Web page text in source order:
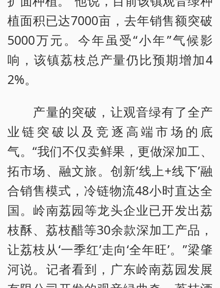
植面积已达7000亩，去年销售额突破
5000万元。今年虽受“小年”气候影
响，该镇荔枝总产量仍比预期增加4
2%。
产量的突破，让观音绿有了全产
业链突破以及竞逐高端市场的底
气。“我们不仅卖鲜果，更做深加工、
拓市场、融文旅。创新‘线上+线下’融
合销售模式，冷链物流48小时直达全
国。岭南荔园等龙头企业已开发出荔
枝酥、荔枝醋等30余款深加工产品，
让荔枝从‘一季红’走向‘全年旺’。”梁肇
河说。记者看到，广东岭南荔园发展